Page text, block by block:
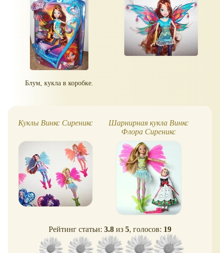
Блум, кукла в коробке.
Куклы Винкс Сиреникс
Шарнирная кукла Винкс
Флора Сиреникс
Рейтинг статьи: 3.8 из 5, голосов: 19